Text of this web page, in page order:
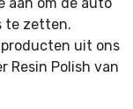
te zetten.
producten uit ons
Resin Polish van